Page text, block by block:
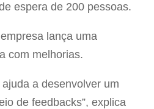
espera de 200 pessoas.
lança uma
com melhorias.
a desenvolver um
de feedbacks”, explica